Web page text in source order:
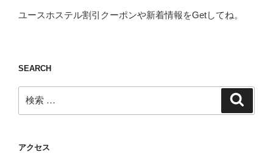
ユースホステル割引クーポンや新着情報をGetしてね。
SEARCH
索:
アクセス